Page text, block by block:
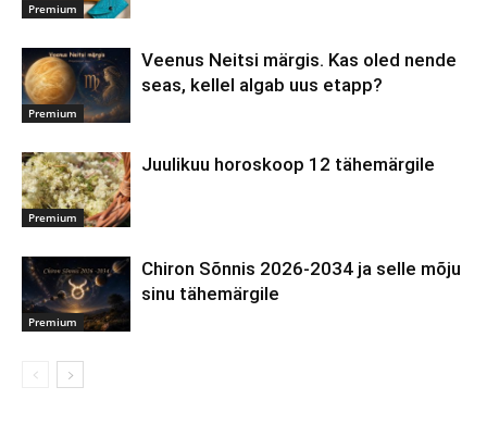
Premium
Premium
Veenus Neitsi märgis. Kas oled nende
seas, kellel algab uus etapp?
Premium
Juulikuu horoskoop 12 tähemärgile
Premium
Chiron Sõnnis 2026-2034 ja selle mõju
sinu tähemärgile